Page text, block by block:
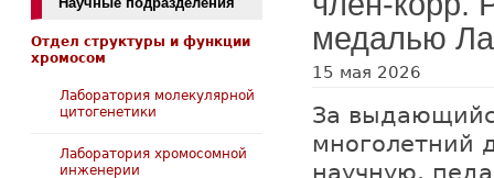
медалью
15 мая 2026
За
многолетний
Отдел структуры и функции
хромосом
Лаборатория молекулярной
цитогенетики
Лаборатория хромосомной
инженерии